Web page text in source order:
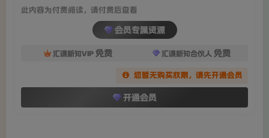
此内容为付费阅读，请付费后查看
会员专属资源
汇课新知VIP 免费 汇课新知合伙人 免费
您暂无购买权限，请先开通会员
开通会员